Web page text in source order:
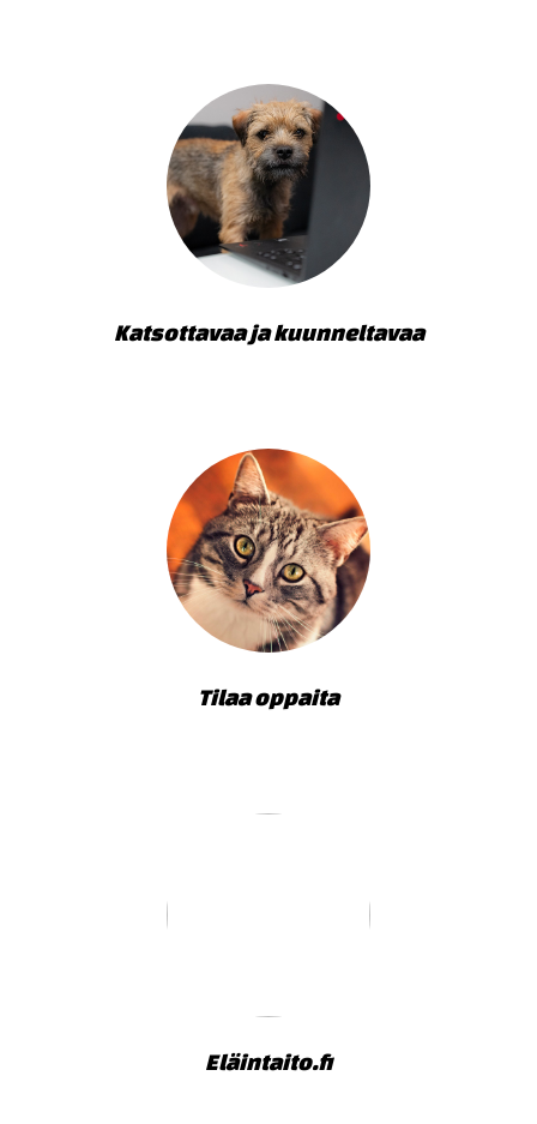
Katsottavaa ja kuunneltavaa
Tilaa oppaita
Eläintaito.fi